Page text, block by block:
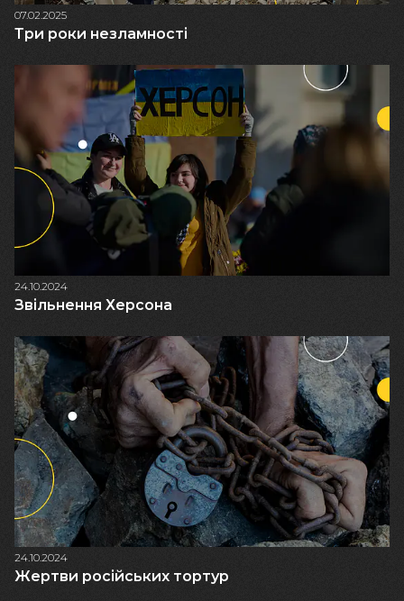
07.02.2025
Три роки незламності
24.10.2024
Звільнення Херсона
24.10.2024
Жертви російських тортур